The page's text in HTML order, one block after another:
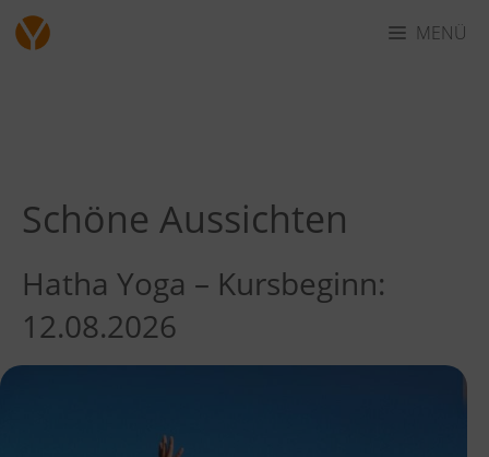
Zum
Inhalt
MENÜ
Schöne Aussichten
Hatha Yoga – Kursbeginn:
12.08.2026